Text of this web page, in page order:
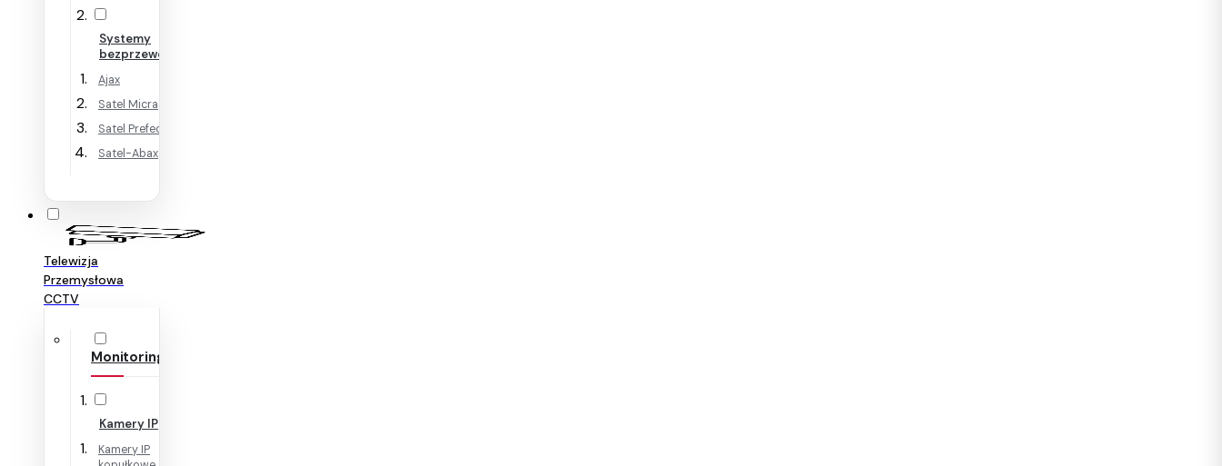
Systemy
bezprzewodowe
Ajax
Satel Micra
Satel Prefecta WRL
Satel-Abax
Telewizja
Przemysłowa
CCTV
Monitoring IP
Kamery IP
Kamery IP